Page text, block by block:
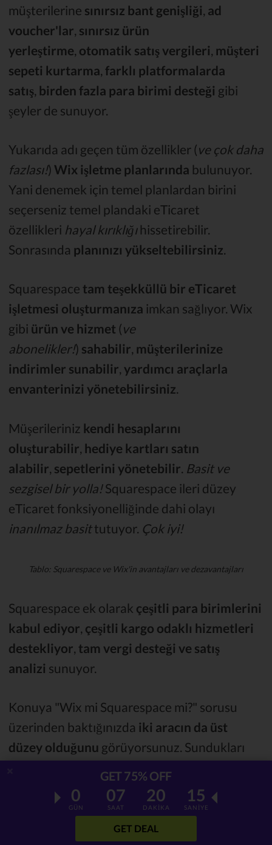
müşterilerine sınırsız bant genişliği ad
voucher'lar sınırsız ürün
yerleştirme otomatik satış vergileri müşteri
sepeti kurtarma farklı platformalarda
satış birden fazla para birimi desteği gibi
şeyler de sunuyor.
Yukarıda adı geçen tüm özellikler (ve çok daha
fazlası!) Wix işletme planlarında bulunuyor.
Yani denemek için temel planlardan birini
seçerseniz temel plandaki eTicaret
özellikleri hayal kırıklığı hissetirebilir.
Sonrasında planınızı yükseltebilirsiniz.
Squarespace tam teşekküllü bir eTicaret
işletmesi oluşturmanıza imkan sağlıyor. Wix
gibi ürün ve hizmet (ve
abonelikler!) sahabilir, müşterilerinize
indirimler sunabilir, yardımcı araçlarla
envanterinizi yönetebilirsiniz.
Müşerileriniz kendi hesaplarını
oluşturabilir hediye kartları satın
alabilir sepetlerini yönetebilir Basit ve
sezgisel bir yolla!Squarespace ileri düzey
eTicaret fonksiyonelliğinde dahi olayı
inanılmaz basittutuyor. Çok iyi!
Tablo: Squarespace ve Wix'in avantajları ve dezavantajları
Squarespace ek olarak çeşitli para birimlerini
kabul ediyor çeşitli kargo odaklı hizmetleri
destekliyor tam vergi desteği ve satış
analizi sunuyor.
Konuya "Wix mi Squarespace mi?" sorusu
üzerinden baktığınızda iki aracın da üst
düzey olduğunu görüyorsunuz. Sundukları
olay kişisel tercihlerinize kalıyor.
Hangi site kurma araçlarının işletmeniz için
GET 75% OFF
0
GÜN
07
SAAT
20
DAKİKA
13
SANİYE
GET DEAL